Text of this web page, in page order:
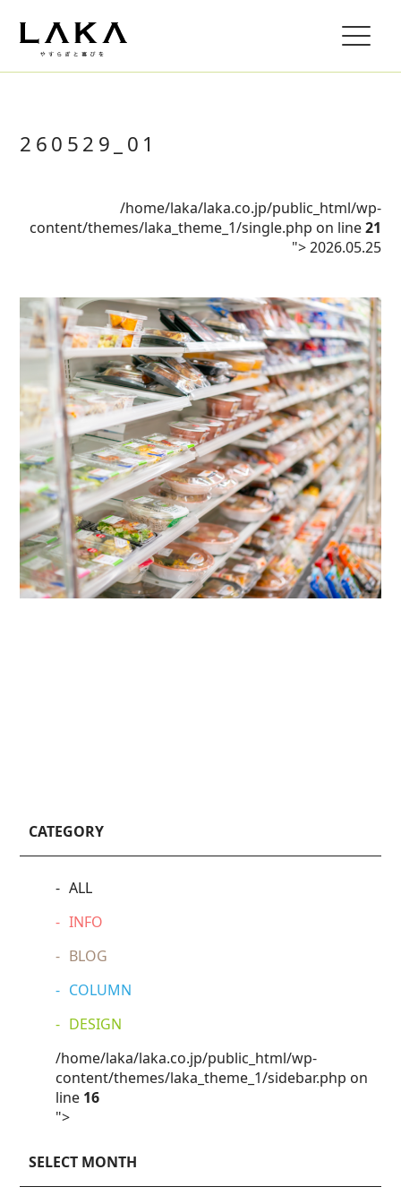
260529_01
/home/laka/laka.co.jp/public_html/wp-
content/themes/laka_theme_1/single.php on line21
">2026.05.25
CATEGORY
ALL
INFO
BLOG
COLUMN
DESIGN
/home/laka/laka.co.jp/public_html/wp-
content/themes/laka_theme_1/sidebar.php on
line 16
">
SELECT MONTH